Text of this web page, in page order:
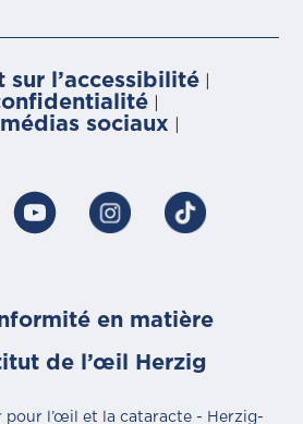
sur l’accessibilité
sociaux
en matière
de l’œil Herzig
pour l’œil et la cataracte - Herzig-